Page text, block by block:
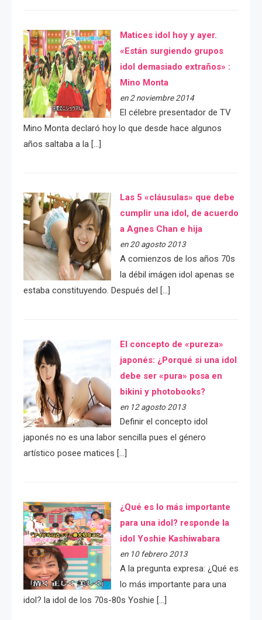
Matices idol hoy y ayer.
«Están surgiendo grupos
idol demasiado extraños» :
Mino Monta
en 2 noviembre 2014
El célebre presentador de TV
Mino Monta declaró hoy lo que desde hace algunos
años saltaba a la […]
Las 5 «cláusulas» que debe
cumplir una idol, de acuerdo
a Agnes Chan e hija
en 20 agosto 2013
A comienzos de los años 70s
la débil imágen idol apenas se
estaba constituyendo. Después del […]
El concepto de «pureza»
japonés: ¿Porqué si una idol
debe ser «pura» posa en
bikini y photobooks?
en 12 agosto 2013
Definir el concepto idol
japonés no es una labor sencilla pues el género
artístico posee matices […]
¿Qué es lo más importante
para una idol? responde la
idol Yoshie Kashiwabara
en 10 febrero 2013
A la pregunta expresa: ¿Qué es
lo más importante para una
idol? la idol de los 70s-80s Yoshie […]